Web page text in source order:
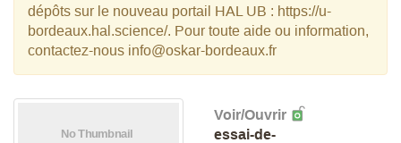
dépôts sur le nouveau portail HAL UB : https://u-
bordeaux.hal.science/. Pour toute aide ou information,
contactez-nous info@oskar-bordeaux.fr
Voir/Ouvrir
essai-de-